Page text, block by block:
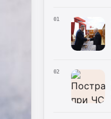
01
02